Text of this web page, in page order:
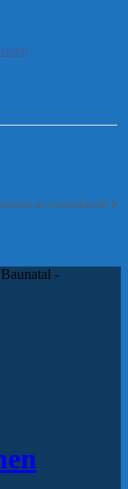
im Gertrudenstift